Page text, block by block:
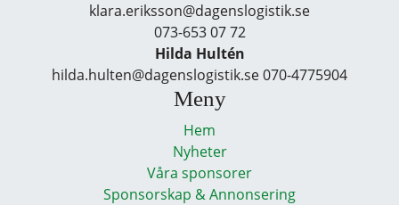
klara.eriksson@dagenslogistik.se
073-653 07 72
Hilda Hultén
hilda.hulten@dagenslogistik.se 070-4775904
Meny
Hem
Nyheter
Våra sponsorer
Sponsorskap & Annonsering